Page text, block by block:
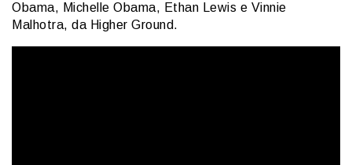
Obama, Michelle Obama, Ethan Lewis e Vinnie
Malhotra, da Higher Ground.